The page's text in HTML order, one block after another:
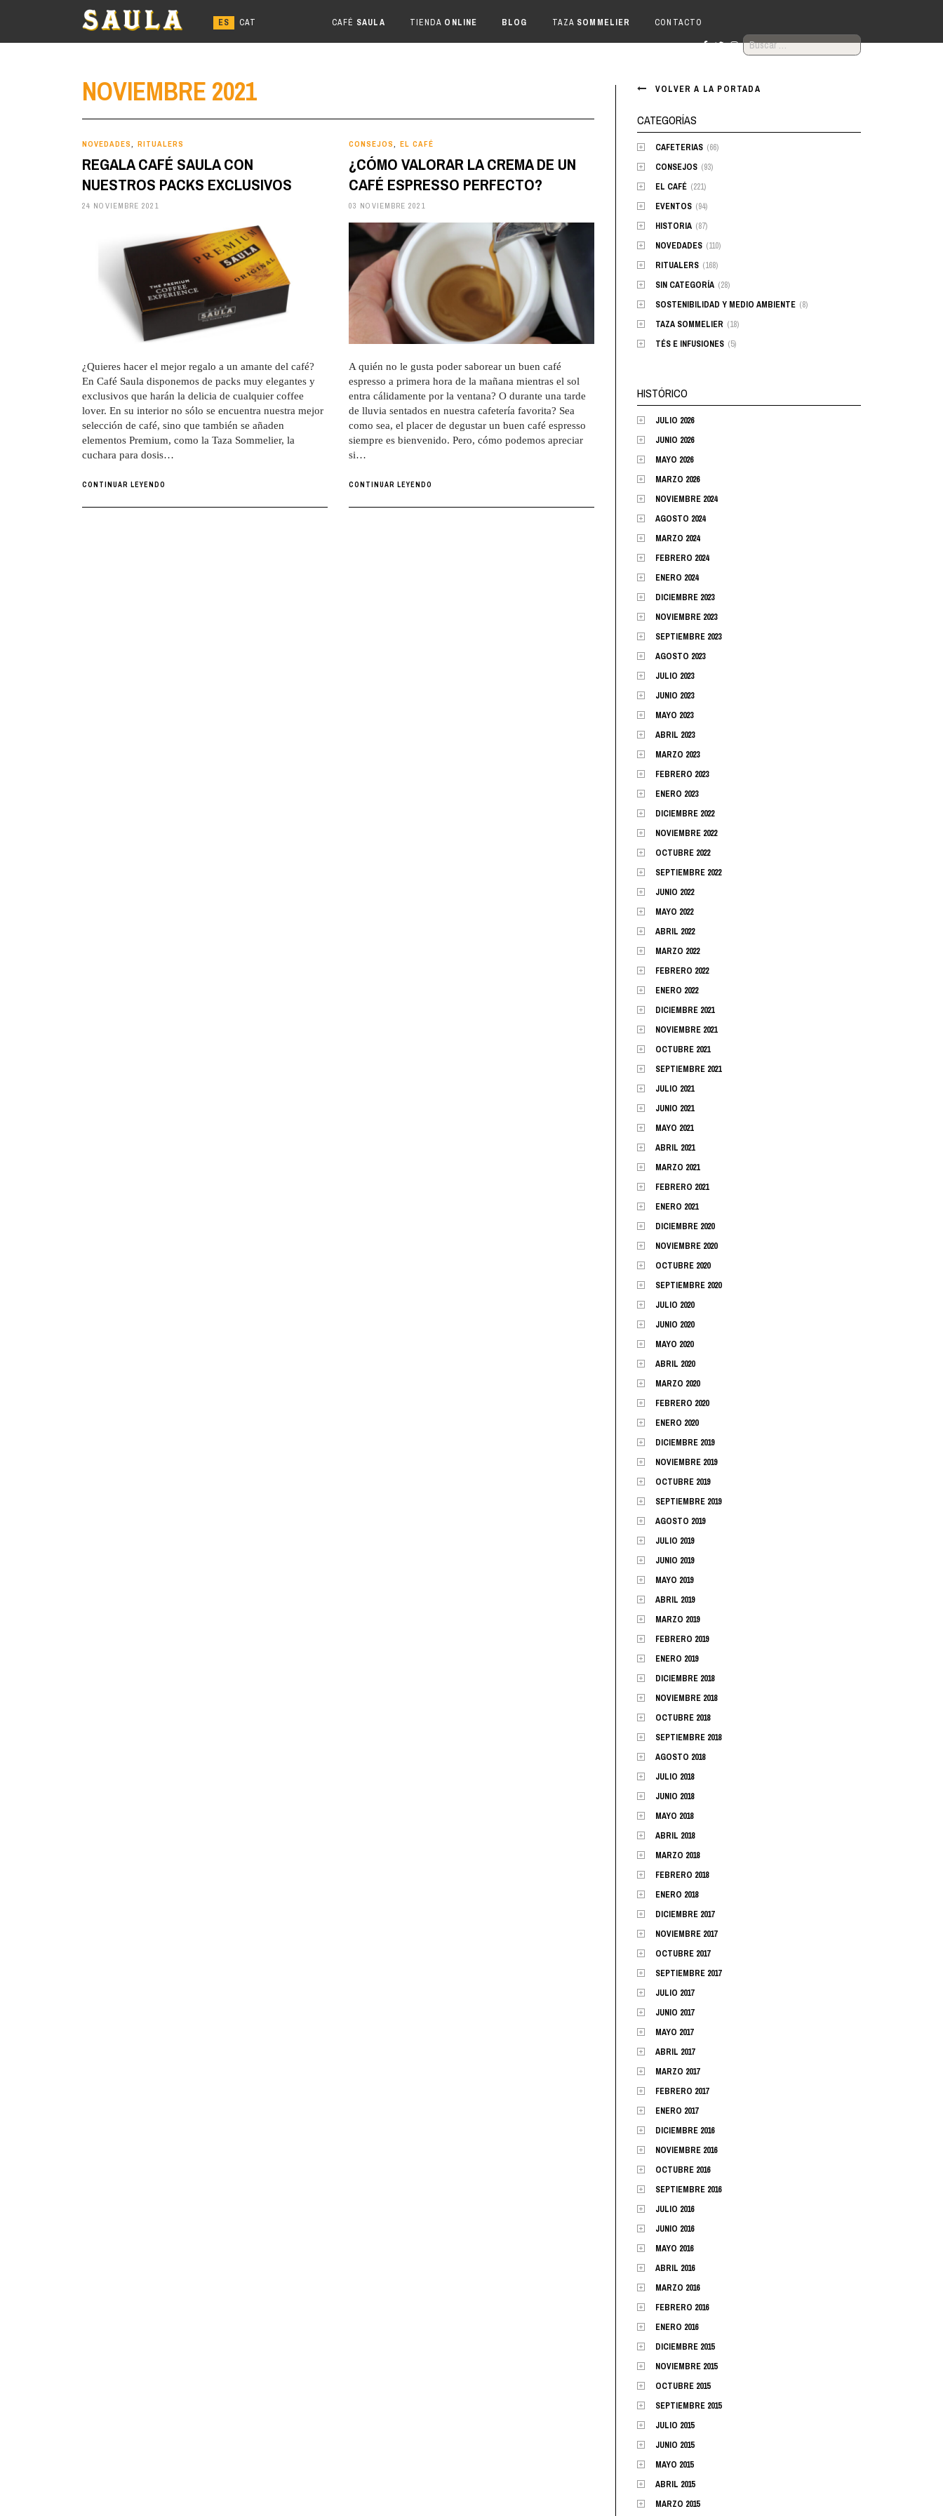
CAFÉ SAULA TIENDA ONLINE BLOG TAZA SOMMELIER CONTACTO
BUSCAR:
NOVIEMBRE 2021
NOVEDADES RITUALERS
REGALA CAFÉ SAULA CON
NUESTROS PACKS EXCLUSIVOS
24 NOVIEMBRE 2021
¿Quieres hacer el mejor regalo a un amante del café?
En Café Saula disponemos de packs muy elegantes y
exclusivos que harán la delicia de cualquier coffee
lover. En su interior no sólo se encuentra nuestra mejor
selección de café, sino que también se añaden
elementos Premium, como la Taza Sommelier, la
cuchara para dosis…
CONTINUAR LEYENDO
CONSEJOS EL CAFÉ
¿CÓMO VALORAR LA CREMA DE UN
CAFÉ ESPRESSO PERFECTO?
03 NOVIEMBRE 2021
A quién no le gusta poder saborear un buen café
espresso a primera hora de la mañana mientras el sol
entra cálidamente por la ventana? O durante una tarde
de lluvia sentados en nuestra cafetería favorita? Sea
como sea, el placer de degustar un buen café espresso
siempre es bienvenido. Pero, cómo podemos apreciar
si…
CONTINUAR LEYENDO
VOLVER A LA PORTADA
CATEGORÍAS
CAFETERIAS (66)
CONSEJOS (93)
EL CAFÉ (221)
EVENTOS (94)
HISTORIA (87)
NOVEDADES (110)
RITUALERS (168)
SIN CATEGORÍA (28)
SOSTENIBILIDAD Y MEDIO AMBIENTE (8)
TAZA SOMMELIER (18)
TÉS E INFUSIONES (5)
HISTÓRICO
JULIO 2026
JUNIO 2026
MAYO 2026
MARZO 2026
NOVIEMBRE 2024
AGOSTO 2024
MARZO 2024
FEBRERO 2024
ENERO 2024
DICIEMBRE 2023
NOVIEMBRE 2023
SEPTIEMBRE 2023
AGOSTO 2023
JULIO 2023
JUNIO 2023
MAYO 2023
ABRIL 2023
MARZO 2023
FEBRERO 2023
ENERO 2023
DICIEMBRE 2022
NOVIEMBRE 2022
OCTUBRE 2022
SEPTIEMBRE 2022
JUNIO 2022
MAYO 2022
ABRIL 2022
MARZO 2022
FEBRERO 2022
ENERO 2022
DICIEMBRE 2021
NOVIEMBRE 2021
OCTUBRE 2021
SEPTIEMBRE 2021
JULIO 2021
JUNIO 2021
MAYO 2021
ABRIL 2021
MARZO 2021
FEBRERO 2021
ENERO 2021
DICIEMBRE 2020
NOVIEMBRE 2020
OCTUBRE 2020
SEPTIEMBRE 2020
JULIO 2020
JUNIO 2020
MAYO 2020
ABRIL 2020
MARZO 2020
FEBRERO 2020
ENERO 2020
DICIEMBRE 2019
NOVIEMBRE 2019
OCTUBRE 2019
SEPTIEMBRE 2019
AGOSTO 2019
JULIO 2019
JUNIO 2019
MAYO 2019
ABRIL 2019
MARZO 2019
FEBRERO 2019
ENERO 2019
DICIEMBRE 2018
NOVIEMBRE 2018
OCTUBRE 2018
SEPTIEMBRE 2018
AGOSTO 2018
JULIO 2018
JUNIO 2018
MAYO 2018
ABRIL 2018
MARZO 2018
FEBRERO 2018
ENERO 2018
DICIEMBRE 2017
NOVIEMBRE 2017
OCTUBRE 2017
SEPTIEMBRE 2017
JULIO 2017
JUNIO 2017
MAYO 2017
ABRIL 2017
MARZO 2017
FEBRERO 2017
ENERO 2017
DICIEMBRE 2016
NOVIEMBRE 2016
OCTUBRE 2016
SEPTIEMBRE 2016
JULIO 2016
JUNIO 2016
MAYO 2016
ABRIL 2016
MARZO 2016
FEBRERO 2016
ENERO 2016
DICIEMBRE 2015
NOVIEMBRE 2015
OCTUBRE 2015
SEPTIEMBRE 2015
JULIO 2015
JUNIO 2015
MAYO 2015
ABRIL 2015
MARZO 2015